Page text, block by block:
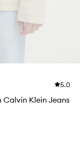
5.0
Calvin Klein Jeans